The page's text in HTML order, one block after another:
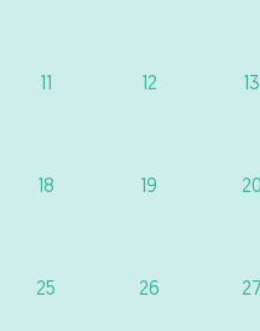
11 12 13
18 19 20
25 26 27